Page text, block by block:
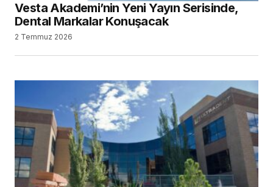
Vesta Akademi’nin Yeni Yayın Serisinde,
Dental Markalar Konuşacak
2 Temmuz 2026